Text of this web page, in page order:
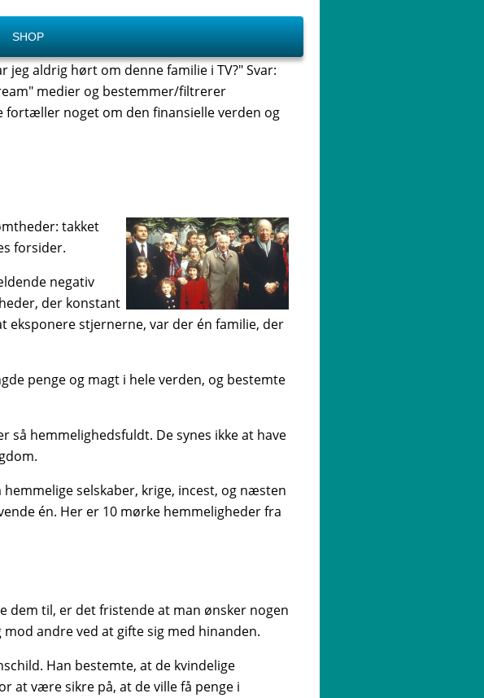
SHOP
aldrig hørt om denne familie i TV?" Svar:
medier og bestemmer/filtrerer
noget om den finansielle verden og
takket
forsider.
negativ
der konstant
eksponere stjernerne, var der én familie, der
penge og magt i hele verden, og bestemte
hemmelighedsfuldt. De synes ikke at have
selskaber, krige, incest, og næsten
én. Her er 10 mørke hemmeligheder fra
dem til, er det fristende at man ønsker nogen
andre ved at gifte sig med hinanden.
Han bestemte, at de kvindelige
at være sikre på, at de ville få penge i